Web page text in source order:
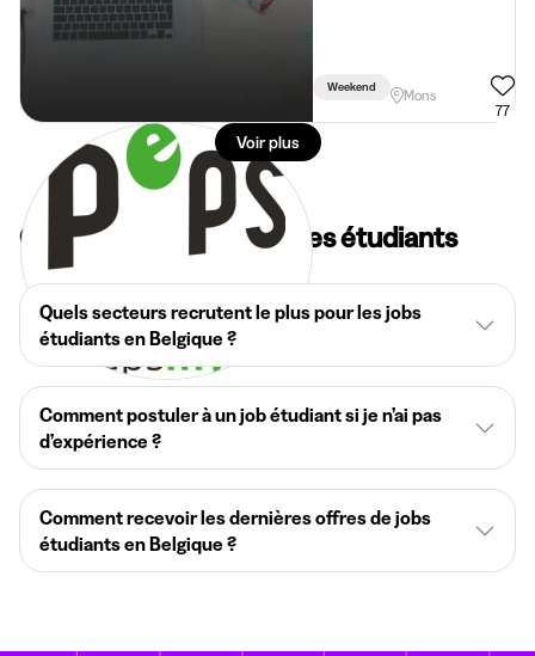
Weekend
Mons
77
Voir plus
Questions fréquentes des étudiants
Quels secteurs recrutent le plus pour les jobs
étudiants en Belgique ?
Comment postuler à un job étudiant si je n’ai pas
d’expérience ?
Comment recevoir les dernières offres de jobs
étudiants en Belgique ?